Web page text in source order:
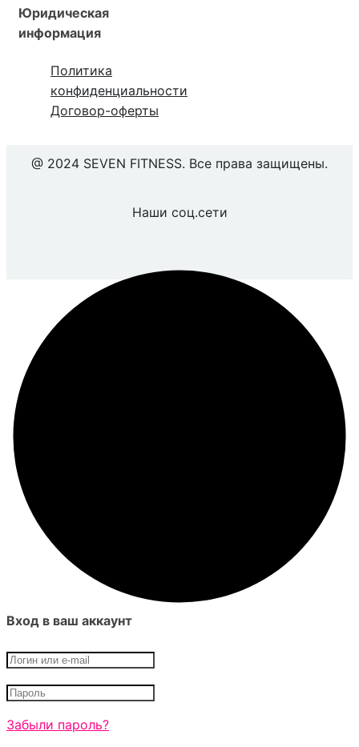
Юридическая
информация
Политика
конфиденциальности
Договор-оферты
@ 2024 SEVEN FITNESS. Все права защищены.
Наши соц.сети
Вход в ваш аккаунт
Забыли пароль?